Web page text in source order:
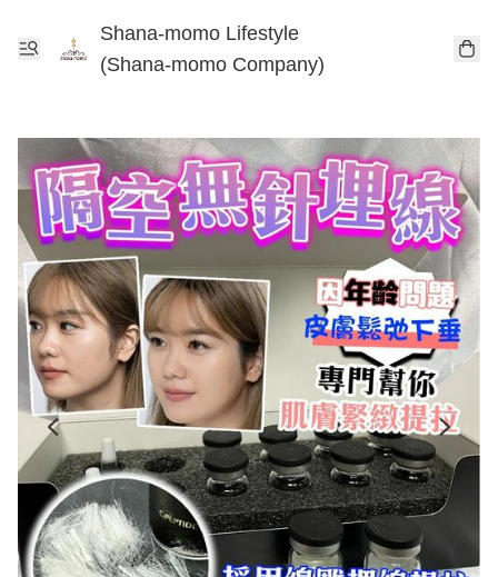
Shana-momo Lifestyle
(Shana-momo Company)